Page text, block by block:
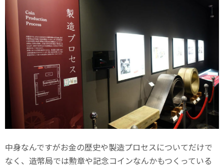
中身なんですがお金の歴史や製造プロセスについてだけで
なく、造幣局では勲章や記念コインなんかもつくっている